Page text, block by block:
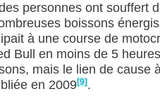
personnes ont souffert
boissons
à une course de
Bull en moins de 5
mais le lien de cause
en 2009[9].